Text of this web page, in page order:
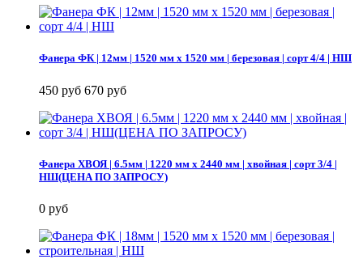
Фанера ФК | 12мм | 1520 мм х 1520 мм | березовая | сорт 4/4 | НШ
450 руб 670 руб
Фанера ХВОЯ | 6.5мм | 1220 мм х 2440 мм | хвойная | сорт 3/4 |
НШ(ЦЕНА ПО ЗАПРОСУ)
0 руб